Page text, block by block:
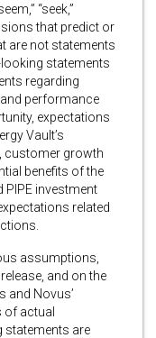
“seek,”
that predict or
are not statements
statements
regarding
performance
expectations
Vault’s
customer growth
benefits of the
investment
related
assumptions,
and on the
and Novus’
of actual
statements are